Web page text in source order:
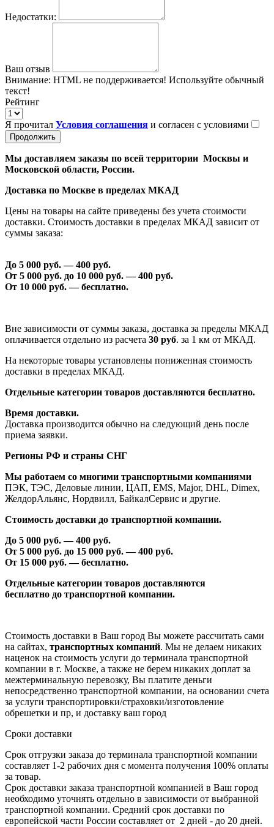
Недостатки:
Ваш отзыв
Внимание: HTML не поддерживается! Используйте обычный
текст!
Рейтинг
Я прочитал Условия соглашения и согласен с условиями
Продолжить
Мы доставляем заказы по всей территории Москвы и
Московской области, России.
Доставка по Москве в пределах МКАД
Цены на товары на сайте приведены без учета стоимости
доставки. Стоимость доставки в пределах МКАД зависит от
суммы заказа:
До 5 000 руб. —400 руб.
От 5 000 руб. до 10 000 руб. —400 руб.
От 10 000 руб. — бесплатно.
Вне зависимости от суммы заказа, доставка за пределы МКАД
оплачивается отдельно из расчета 30 руб. за 1 км от МКАД.
На некоторые товары установлены пониженная стоимость
доставки в пределах МКАД.
Отдельные категории товаров доставляются бесплатно.
Время доставки.
Доставка производится обычно на следующий день после
приема заявки.
Регионы РФ и страны СНГ
Мы работаем со многими транспортными компаниями
ПЭК, ТЭС, Деловые линии, ЦАП, EMS, Major, DHL, Dimex,
ЖелдорАльянс, Нордвилл, БайкалСервис и другие.
Стоимость доставки до транспортной компании.
До 5 000 руб. —400 руб.
От 5 000 руб. до 15 000 руб. —400 руб.
От 15 000 руб. — бесплатно.
Отдельные категории товаров доставляются
бесплатно до транспортной компании.
Стоимость доставки в Ваш город Вы можете рассчитать сами
на сайтах, транспортных компаний. Мы не делаем никаких
наценок на стоимость услуги до терминала транспортной
компании в г. Москве, а также не берем никаких доплат за
межтерминальную перевозку, Вы платите деньги
непосредственно транспортной компании, на основании счета
за услуги транспортировки/страховки/изготовление
обрешетки и пр, и доставку ваш город
Сроки доставки
Срок отгрузки заказа до терминала транспортной компании
составляет 1-2 рабочих дня с момента получения 100% оплаты
за товар.
Срок доставки заказа транспортной компанией в Ваш город
необходимо уточнять отдельно в зависимости от выбранной
транспортной компании. Средний срок доставки по
европейской части России составляет от 2 дней - до 20 дней.